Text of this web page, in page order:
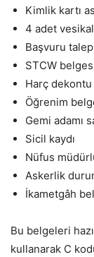
Kimlik kartı
4 adet
Başvuru
STCW
Harç dekontu
Öğrenim
Gemi adamı
Sicil kaydı
Nüfus
Askerlik
İkametgâh
Bu belgeleri
kullanarak C